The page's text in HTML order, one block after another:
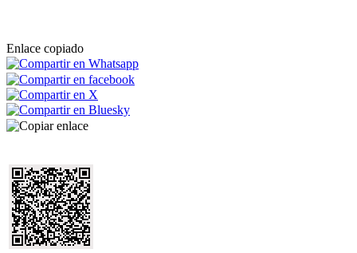
Enlace copiado